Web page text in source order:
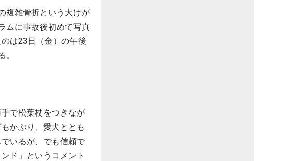
複雑骨折という大けが
ムに事故後初めて写真
は23日（金）の午後
で松葉杖をつきなが
かぶり、愛犬ととも
いるが、でも信頼で
ド」というコメント